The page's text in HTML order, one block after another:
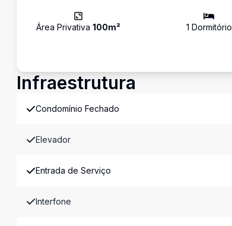
Área Privativa 100m² 1 Dormitório
Infraestrutura
Condomínio Fechado
Elevador
Entrada de Serviço
Interfone